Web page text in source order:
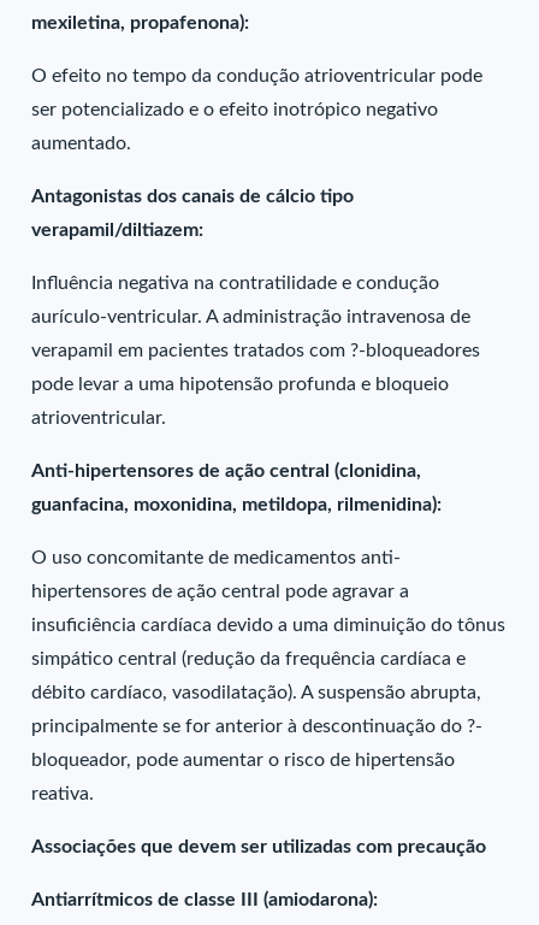
mexiletina, propafenona):
O efeito no tempo da condução atrioventricular pode
ser potencializado e o efeito inotrópico negativo
aumentado.
Antagonistas dos canais de cálcio tipo
verapamil/diltiazem:
Influência negativa na contratilidade e condução
aurículo-ventricular. A administração intravenosa de
verapamil em pacientes tratados com ?-bloqueadores
pode levar a uma hipotensão profunda e bloqueio
atrioventricular.
Anti-hipertensores de ação central (clonidina,
guanfacina, moxonidina, metildopa, rilmenidina):
O uso concomitante de medicamentos anti-
hipertensores de ação central pode agravar a
insuficiência cardíaca devido a uma diminuição do tônus
simpático central (redução da frequência cardíaca e
débito cardíaco, vasodilatação). A suspensão abrupta,
principalmente se for anterior à descontinuação do ?-
bloqueador, pode aumentar o risco de hipertensão
reativa.
Associações que devem ser utilizadas com precaução
Antiarrítmicos de classe III (amiodarona):